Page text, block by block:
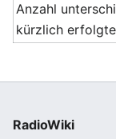
Anzahl
kürzlich
RadioWiki